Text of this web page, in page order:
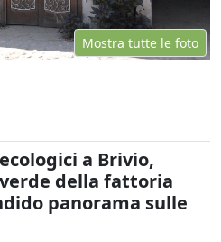
Mostra tutte le foto
a Brivio,
della fattoria
panorama sulle